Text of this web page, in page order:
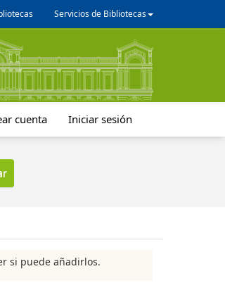
Servicios de Bibliotecas
cuenta Iniciar sesión
si puede añadirlos.